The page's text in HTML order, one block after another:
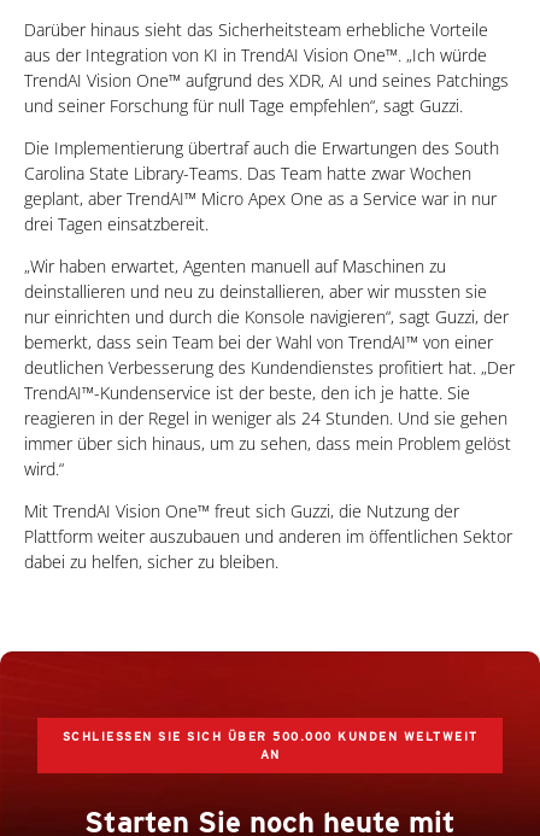
Darüber hinaus sieht das Sicherheitsteam erhebliche Vorteile
aus der Integration von KI in TrendAI Vision One™. „Ich würde
TrendAI Vision One™ aufgrund des XDR, AI und seines Patchings
und seiner Forschung für null Tage empfehlen“, sagt Guzzi.
Die Implementierung übertraf auch die Erwartungen des South
Carolina State Library-Teams. Das Team hatte zwar Wochen
geplant, aber TrendAI™ Micro Apex One as a Service war in nur
drei Tagen einsatzbereit.
„Wir haben erwartet, Agenten manuell auf Maschinen zu
deinstallieren und neu zu deinstallieren, aber wir mussten sie
nur einrichten und durch die Konsole navigieren“, sagt Guzzi, der
bemerkt, dass sein Team bei der Wahl von TrendAI™ von einer
deutlichen Verbesserung des Kundendienstes profitiert hat. „Der
TrendAI™-Kundenservice ist der beste, den ich je hatte. Sie
reagieren in der Regel in weniger als 24 Stunden. Und sie gehen
immer über sich hinaus, um zu sehen, dass mein Problem gelöst
wird.“
Mit TrendAI Vision One™ freut sich Guzzi, die Nutzung der
Plattform weiter auszubauen und anderen im öffentlichen Sektor
dabei zu helfen, sicher zu bleiben.
SCHLIESSEN SIE SICH ÜBER 500.000 KUNDEN WELTWEIT A
N
Starten Sie noch heute mit